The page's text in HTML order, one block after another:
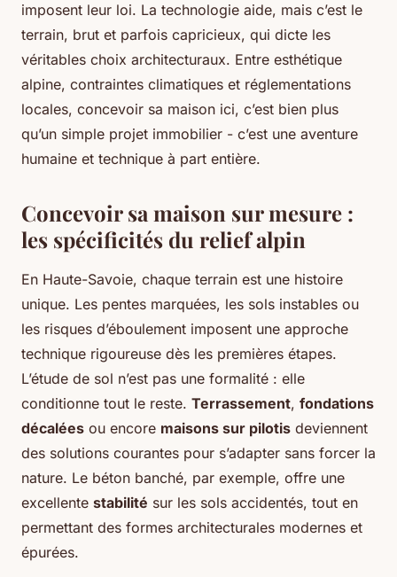
imposent leur loi. La technologie aide, mais c’est le
terrain, brut et parfois capricieux, qui dicte les
véritables choix architecturaux. Entre esthétique
alpine, contraintes climatiques et réglementations
locales, concevoir sa maison ici, c’est bien plus
qu’un simple projet immobilier - c’est une aventure
humaine et technique à part entière.
Concevoir sa maison sur mesure :
les spécificités du relief alpin
En Haute-Savoie, chaque terrain est une histoire
unique. Les pentes marquées, les sols instables ou
les risques d’éboulement imposent une approche
technique rigoureuse dès les premières étapes.
L’étude de sol n’est pas une formalité : elle
conditionne tout le reste. Terrassement, fondations
décalées ou encore maisons sur pilotis deviennent
des solutions courantes pour s’adapter sans forcer la
nature. Le béton banché, par exemple, offre une
excellente stabilité sur les sols accidentés, tout en
permettant des formes architecturales modernes et
épurées.